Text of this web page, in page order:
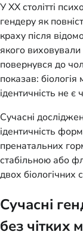
У XX столітті
гендеру як
краху після
якого виховували
повернувся до
показав:
ідентичність не
Сучасні
ідентичність
пренатальних
стабільною або
двох біологічних
Сучасні
без чітких